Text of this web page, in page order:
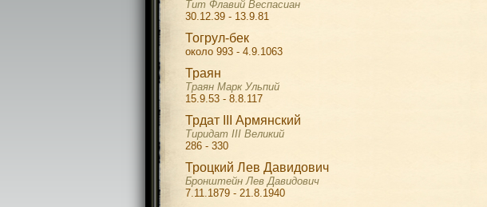
Тит Флавий Веспасиан
30.12.39 - 13.9.81
Тогрул-бек
около 993 - 4.9.1063
Траян
Траян Марк Ульпий
15.9.53 - 8.8.117
Трдат III Армянский
Тиридат III Великий
286 - 330
Троцкий Лев Давидович
Бронштейн Лев Давидович
7.11.1879 - 21.8.1940